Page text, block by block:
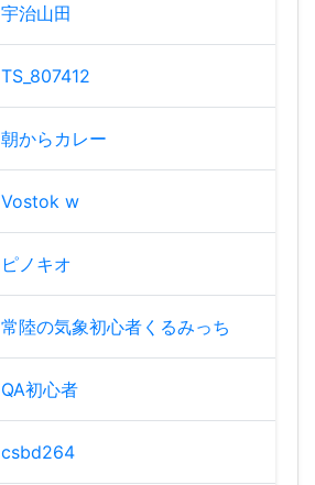
宇治山田
TS_807412
朝からカレー
Vostok w
ピノキオ
常陸の気象初心者くるみっち
QA初心者
csbd264